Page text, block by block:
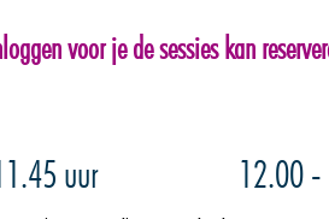
voor je de sessies kan
uur 12.00